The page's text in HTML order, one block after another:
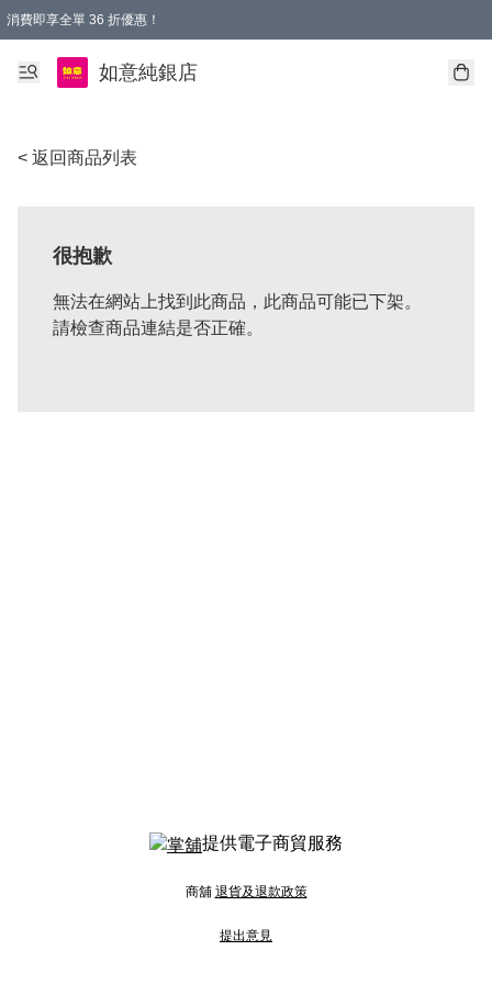
消費即享全單 36 折優惠！
購物满$50，全國包郵。Free shopping on orders over $50.
如意純銀店
< 返回商品列表
很抱歉
無法在網站上找到此商品，此商品可能已下架。
請檢查商品連結是否正確。
提供電子商貿服務
商舖 退貨及退款政策
提出意見